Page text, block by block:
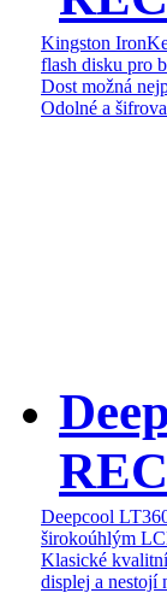
Kingston
flash disku pro
Dost možná
Odolné a
Deepcool
širokoúhlým
Klasické
displej a nestojí